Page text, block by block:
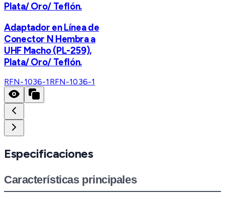
Plata/ Oro/ Teflón.
Adaptador en Línea de
Conector N Hembra a
UHF Macho (PL-259),
Plata/ Oro/ Teflón.
RFN-1036-1 RFN-1036-1
Especificaciones
Características principales